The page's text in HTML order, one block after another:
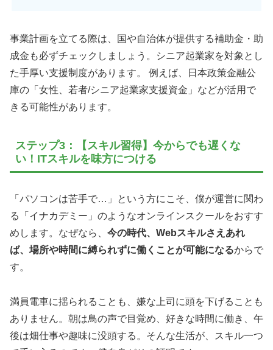
事業計画を立てる際は、国や自治体が提供する補助金・助
成金も必ずチェックしましょう。シニア起業家を対象とし
た手厚い支援制度があります。 例えば、日本政策金融公
庫の「女性、若者/シニア起業家支援資金」などが活用で
きる可能性があります。
ステップ3：【スキル習得】今からでも遅くな
い！ITスキルを味方につける
「パソコンは苦手で…」という方にこそ、僕が運営に関わ
る「イナカデミー」のようなオンラインスクールをおすす
めします。なぜなら、 今の時代、Webスキルさえあれ
ば、場所や時間に縛られずに働くことが可能になるからで
す。
満員電車に揺られることも、嫌な上司に頭を下げることも
ありません。朝は鳥の声で目覚め、好きな時間に働き、午
後は畑仕事や趣味に没頭する。そんな生活が、スキル一つ